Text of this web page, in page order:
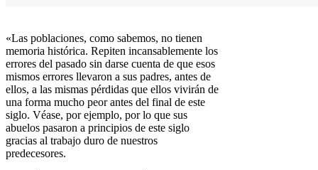
«Las poblaciones, como sabemos, no tienen
memoria histórica. Repiten incansablemente los
errores del pasado sin darse cuenta de que esos
mismos errores llevaron a sus padres, antes de
ellos, a las mismas pérdidas que ellos vivirán de
una forma mucho peor antes del final de este
siglo. Véase, porejemplo, por lo que sus
abuelos pasaron a principios de este siglo
gracias al trabajo duro de nuestros
predecesores.